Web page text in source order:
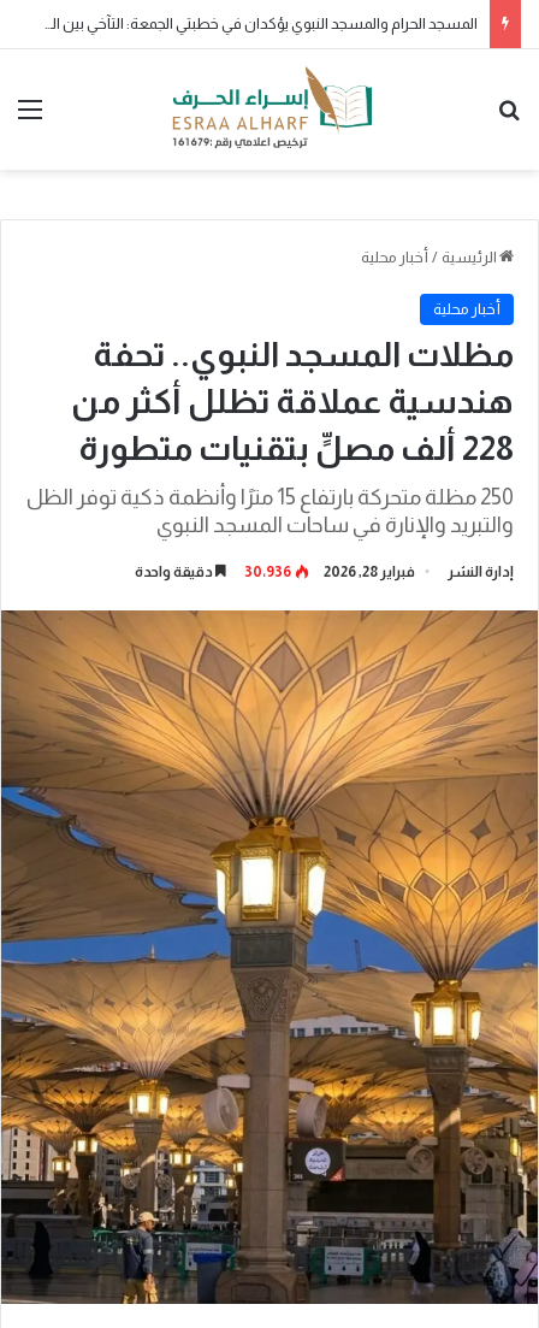
ولو بشق تمرة
الرئيسية / أخبار محلية
أخبار محلية
مظلات المسجد النبوي.. تحفة
هندسية عملاقة تظلل أكثر من
228 ألف مصلٍّ بتقنيات متطورة
250 مظلة متحركة بارتفاع 15 مترًا وأنظمة ذكية توفر الظل
والتبريد والإنارة في ساحات المسجد النبوي
إدارة النشر فبراير 28, 2026 30٬936 دقيقة واحدة